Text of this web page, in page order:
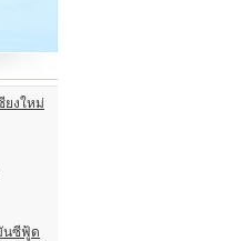
ยงใหม่
นซีฟู้ด